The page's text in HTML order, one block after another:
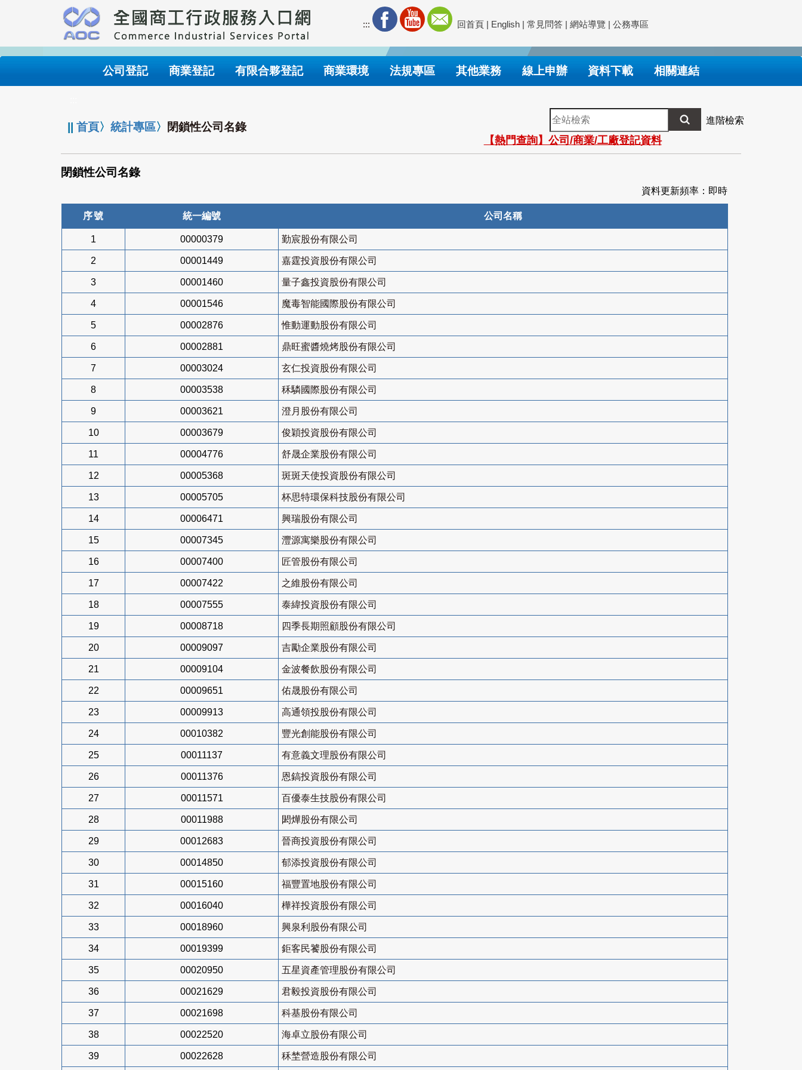
要
內
::: 回首頁 | English | 常見問答 | 網站導覽 | 公務專區
公司登記 商業登記 有限合夥登記 商業環境 法規專區 其他業務 線上申辦 資料下載 相關連結
||首頁〉統計專區〉 閉鎖性公司名錄
全
站
檢
索
進階檢索
【熱門查詢】公司/商業/工廠登記資料
閉鎖性公司名錄
資料更新頻率：即時
序號 統一編號 公司名稱
1 00000379 勤宸股份有限公司
2 00001449 嘉霆投資股份有限公司
3 00001460 量子鑫投資股份有限公司
4 00001546 魔毒智能國際股份有限公司
5 00002876 惟動運動股份有限公司
6 00002881 鼎旺蜜醬燒烤股份有限公司
7 00003024 玄仁投資股份有限公司
8 00003538 秝驎國際股份有限公司
9 00003621 澄月股份有限公司
10 00003679 俊穎投資股份有限公司
11 00004776 舒晟企業股份有限公司
12 00005368 斑斑天使投資股份有限公司
13 00005705 杯思特環保科技股份有限公司
14 00006471 興瑞股份有限公司
15 00007345 灃源寓樂股份有限公司
16 00007400 匠管股份有限公司
17 00007422 之維股份有限公司
18 00007555 泰緯投資股份有限公司
19 00008718 四季長期照顧股份有限公司
20 00009097 吉勵企業股份有限公司
21 00009104 金波餐飲股份有限公司
22 00009651 佑晟股份有限公司
23 00009913 高通領投股份有限公司
24 00010382 豐光創能股份有限公司
25 00011137 有意義文理股份有限公司
26 00011376 恩鎬投資股份有限公司
27 00011571 百優泰生技股份有限公司
28 00011988 閎燁股份有限公司
29 00012683 晉商投資股份有限公司
30 00014850 郁添投資股份有限公司
31 00015160 福豐置地股份有限公司
32 00016040 樺祥投資股份有限公司
33 00018960 興泉利股份有限公司
34 00019399 鉅客民饕股份有限公司
35 00020950 五星資產管理股份有限公司
36 00021629 君毅投資股份有限公司
37 00021698 科基股份有限公司
38 00022520 海卓立股份有限公司
39 00022628 秝埜營造股份有限公司